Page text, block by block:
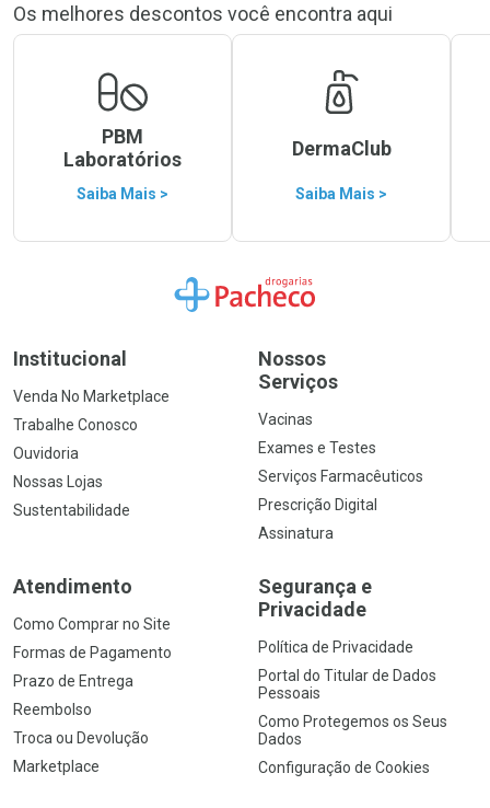
Os melhores descontos você encontra aqui
PBM
Laboratórios
Saiba Mais >
DermaClub
Saiba Mais >
Ir para a Home
Institucional
Venda No Marketplace
Trabalhe Conosco
Ouvidoria
Nossas Lojas
Sustentabilidade
Nossos
Serviços
Vacinas
Exames e Testes
Serviços Farmacêuticos
Prescrição Digital
Assinatura
Atendimento
Como Comprar no Site
Formas de Pagamento
Prazo de Entrega
Reembolso
Troca ou Devolução
Marketplace
Segurança e
Privacidade
Política de Privacidade
Portal do Titular de Dados
Pessoais
Como Protegemos os Seus
Dados
Configuração de Cookies